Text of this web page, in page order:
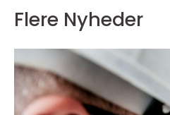
Flere Nyheder